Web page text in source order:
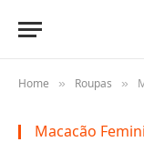
Home » Roupas »
Macacão